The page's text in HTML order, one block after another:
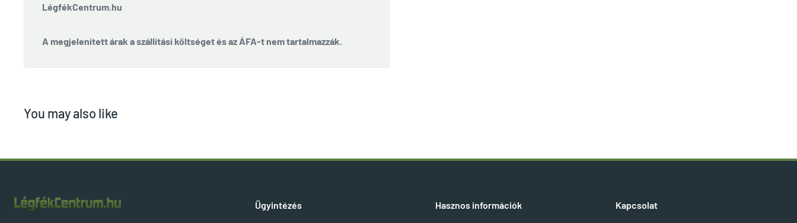
LégfékCentrum.hu
A megjelenített árak a szállítási költséget és az ÁFA-t nem tartalmazzák.
You may also like
Ügyintézés Hasznos információk Kapcsolat